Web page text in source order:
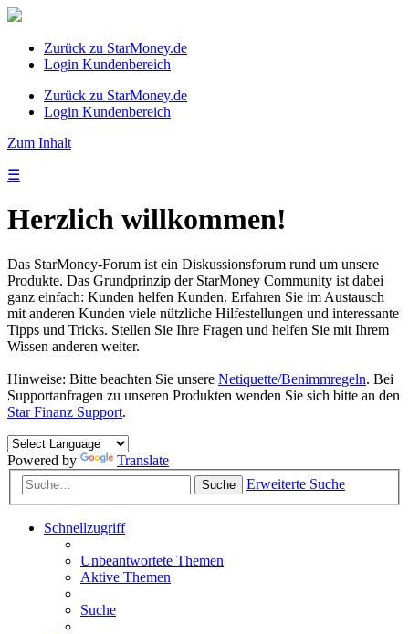
Zurück zu StarMoney.de
Login Kundenbereich
Zurück zu StarMoney.de
Login Kundenbereich
Zum Inhalt
☰
Herzlich willkommen!
Das StarMoney-Forum ist ein Diskussionsforum rund um unsere
Produkte. Das Grundprinzip der StarMoney Community ist dabei
ganz einfach: Kunden helfen Kunden. Erfahren Sie im Austausch
mit anderen Kunden viele nützliche Hilfestellungen und interessante
Tipps und Tricks. Stellen Sie Ihre Fragen und helfen Sie mit Ihrem
Wissen anderen weiter.
Hinweise: Bitte beachten Sie unsere Netiquette/Benimmregeln. Bei
Supportanfragen zu unseren Produkten wenden Sie sich bitte an den
Star Finanz Support.
Powered by Translate
Suche Erweiterte Suche
Schnellzugriff
Unbeantwortete Themen
Aktive Themen
Suche